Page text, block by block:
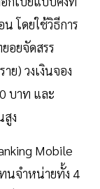
โดยใช้วิธีการ
อยจัดสรร
) วงเงินจอง
บาท และ
สูง
Mobile
นจำหน่ายทั้ง 4